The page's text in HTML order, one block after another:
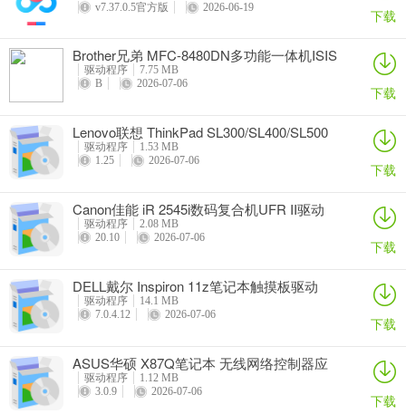
v7.37.0.5官方版
2026-06-19 下载
Brother兄弟 MFC-8480DN多功能一体机ISIS
驱动
驱动程序
7.75 MB
B
2026-07-06 下载
Lenovo联想 ThinkPad SL300/SL400/SL500
笔记本BIOS
驱动程序
1.53 MB
1.25
2026-07-06 下载
Canon佳能 iR 2545i数码复合机UFR II驱动
驱动程序
2.08 MB
20.10
2026-07-06 下载
DELL戴尔 Inspiron 11z笔记本触摸板驱动
驱动程序
14.1 MB
7.0.4.12
2026-07-06 下载
ASUS华硕 X87Q笔记本 无线网络控制器应
用程序
驱动程序
1.12 MB
3.0.9
2026-07-06 下载